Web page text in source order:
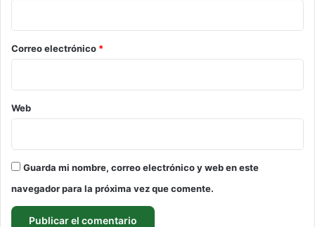
o
*
Correo electrónico *
Web
Guarda mi nombre, correo electrónico y web en este
navegador para la próxima vez que comente.